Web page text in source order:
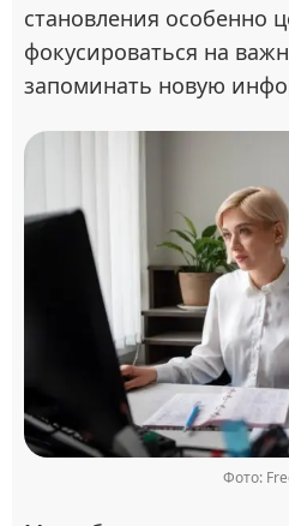
становления особенно
фокусироваться на
запоминать новую
Фото: